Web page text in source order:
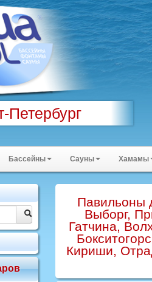
Петербург
Бассейны Сауны Хамамы
Павильоны
Выборг,
Гатчина,
Кириши,